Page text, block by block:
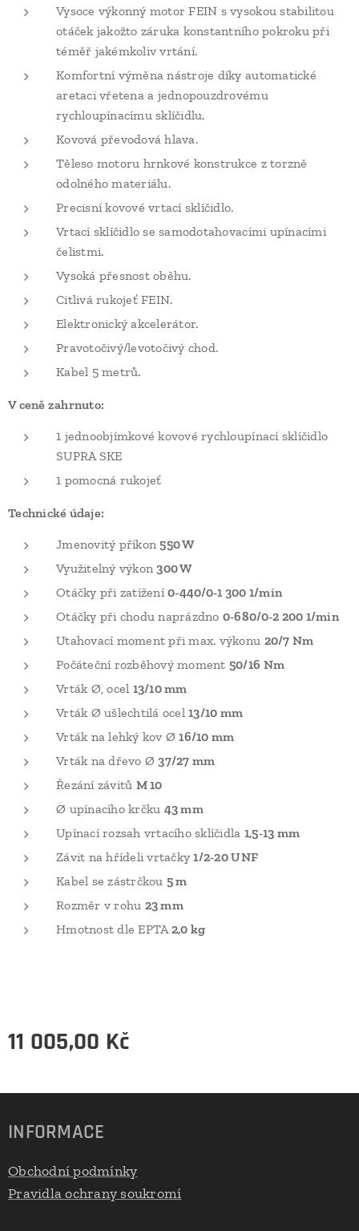
Vysoce výkonný motor FEIN s vysokou stabilitou
otáček jakožto záruka konstantního pokroku při
téměř jakémkoliv vrtání.
Komfortní výměna nástroje díky automatické
aretaci vřetena a jednopouzdrovému
rychloupínacímu sklíčidlu.
Kovová převodová hlava.
Těleso motoru hrnkové konstrukce z torzně
odolného materiálu.
Precisní kovové vrtací sklíčidlo.
Vrtací sklíčidlo se samodotahovacími upínacími
čelistmi.
Vysoká přesnost oběhu.
Citlivá rukojeť FEIN.
Elektronický akcelerátor.
Pravotočivý/levotočivý chod.
Kabel 5 metrů.
V ceně zahrnuto:
1 jednoobjímkové kovové rychloupínací sklíčidlo
SUPRA SKE
1 pomocná rukojeť
Technické údaje:
Jmenovitý příkon550 W
Využitelný výkon 300 W
Otáčky při zatížení0-440/0-1 300 1/min
Otáčky při chodu naprázdno 0-680/0-2 200 1/min
Utahovací moment při max. výkonu 20/7 Nm
Počáteční rozběhový moment 50/16 Nm
Vrták Ø, ocel 13/10 mm
Vrták Ø ušlechtilá ocel13/10 mm
Vrták na lehký kov Ø16/10 mm
Vrták na dřevo Ø 37/27 mm
Řezání závitů M 10
Ø upínacího krčku 43 mm
Upínací rozsah vrtacího sklíčidla 1,5-13 mm
Závit na hřídeli vrtačky1/2-20 UNF
Kabel se zástrčkou 5 m
Rozměr v rohu 23 mm
Hmotnost dle EPTA2,0 kg
11 005,00 Kč
INFORMACE
Obchodní podmínky
Pravidla ochrany soukromí